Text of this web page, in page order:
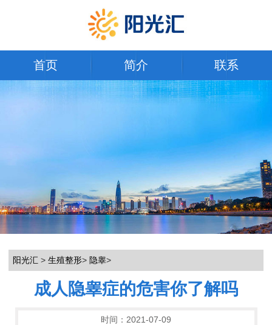
首页 简介 联系
阳光汇 > 生殖整形> 隐睾>
成人隐睾症的危害你了解吗
时间：2021-07-09